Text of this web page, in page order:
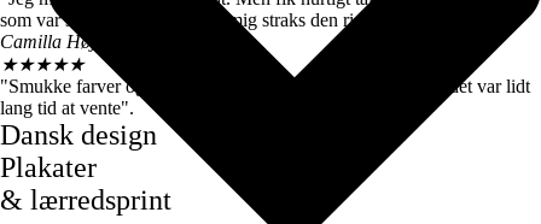
som var super søde og sendte mig straks den rigtige".
Camilla Høj
★★★★★
"Smukke farver og motiver, de kom dog først efter 7 dage, det var lidt
lang tid at vente".
Dansk design
Plakater
& lærredsprint